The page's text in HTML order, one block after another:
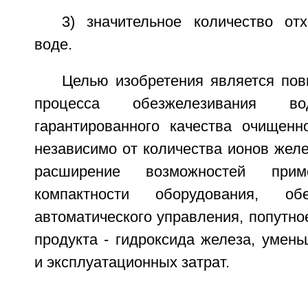
3) значительное количество
воде.
Целью изобретения является
процесса обезжелезивания
гарантированного качества
независимо от количества ионов
расширение возможностей
компактности оборудования,
автоматического управления,
продукта - гидроксида железа,
и эксплуатационных затрат.